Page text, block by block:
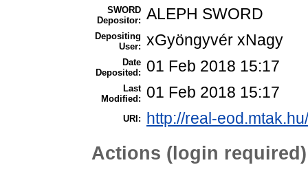
SWORD
Depositor: ALEPH SWORD
Depositing
User: xGyöngyvér xNagy
Date
Deposited:
01 Feb 2018 15:17
Last
Modified:
01 Feb 2018 15:17
URI: http://real-
Actions (login required)